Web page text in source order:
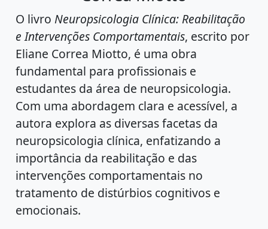
O livroNeuropsicologia Clínica: Reabilitação
e Intervenções Comportamentais, escrito por
Eliane Correa Miotto, é uma obra
fundamental para profissionais e
estudantes da área de neuropsicologia.
Com uma abordagem clara e acessível, a
autora explora as diversas facetas da
neuropsicologia clínica, enfatizando a
importância da reabilitação e das
intervenções comportamentais no
tratamento de distúrbios cognitivos e
emocionais.